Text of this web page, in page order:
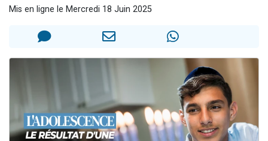
Il reste 49 places pour étudier en groupe sur Zoom
2 nouvelles musiques dans Torah-Box Music
Mis en ligne le Mercredi 18 Juin 2025